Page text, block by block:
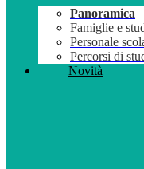
Panoramica
Famiglie e
Personale
Percorsi di
Novità